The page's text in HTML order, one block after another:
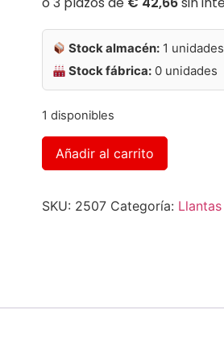
Stock almacén:1 unidades
Stock fábrica:0 unidades
1 disponibles
Añadir al carrito
SKU: 2507 Categoría: Llantas